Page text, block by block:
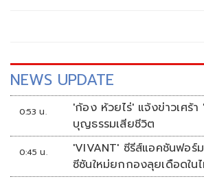
NEWS UPDATE
0:53 น.
'ก้อง ห้วยไร่' แจ้งข่าวเศร้
บุญธรรมเสียชีวิต
0:45 น.
'VIVANT' ซีรีส์แอคชันฟอ
ซีซันใหม่ยกกองลุยเดือดใน